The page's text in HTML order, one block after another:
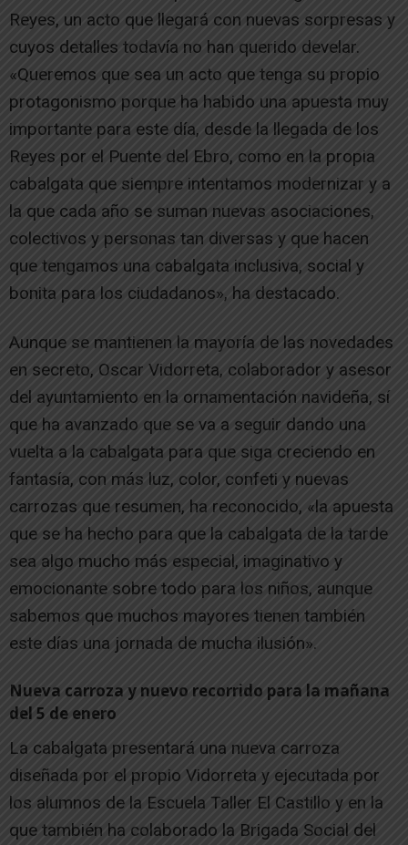
Reyes, un acto que llegará con nuevas sorpresas y
cuyos detalles todavía no han querido develar.
«Queremos que sea un acto que tenga su propio
protagonismo porque ha habido una apuesta muy
importante para este día, desde la llegada de los
Reyes por el Puente del Ebro, como en la propia
cabalgata que siempre intentamos modernizar y a
la que cada año se suman nuevas asociaciones,
colectivos y personas tan diversas y que hacen
que tengamos una cabalgata inclusiva, social y
bonita para los ciudadanos», ha destacado.
Aunque se mantienen la mayoría de las novedades
en secreto, Oscar Vidorreta, colaborador y asesor
del ayuntamiento en la ornamentación navideña, sí
que ha avanzado que se va a seguir dando una
vuelta a la cabalgata para que siga creciendo en
fantasía, con más luz, color, confeti y nuevas
carrozas que resumen, ha reconocido, «la apuesta
que se ha hecho para que la cabalgata de la tarde
sea algo mucho más especial, imaginativo y
emocionante sobre todo para los niños, aunque
sabemos que muchos mayores tienen también
este días una jornada de mucha ilusión».
Nueva carroza y nuevo recorrido para la mañana
del 5 de enero
La cabalgata presentará una nueva carroza
diseñada por el propio Vidorreta y ejecutada por
los alumnos de la Escuela Taller El Castillo y en la
que también ha colaborado la Brigada Social del